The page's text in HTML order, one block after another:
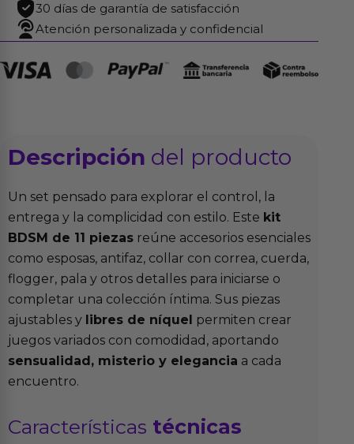
30 días de garantía de satisfacción
Atención personalizada y confidencial
Descripción del producto
Un set pensado para explorar el control, la
entrega y la complicidad con estilo. Este kit
BDSM de 11 piezas reúne accesorios esenciales
como esposas, antifaz, collar con correa, cuerda,
flogger, pala y otros detalles para iniciarse o
completar una colección íntima. Sus piezas
ajustables y libres de níquel permiten crear
juegos variados con comodidad, aportando
sensualidad, misterio y elegancia a cada
encuentro.
Características técnicas